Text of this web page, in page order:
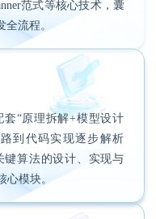
范式等核心技术，囊
流程。
“原理拆解+模型设计
到代码实现逐步解析
键算法的设计、实现与
模块。